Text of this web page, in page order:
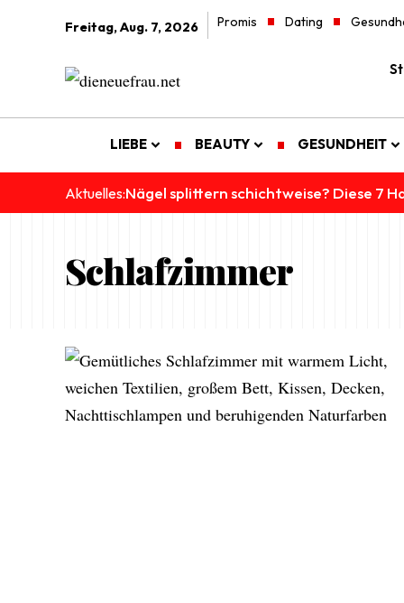
Freitag, Aug. 7, 2026 Promis Dating
LIEBE BEAUTY GESUNDHEIT
Aktuelles:Nägel splittern schichtweise? Diese 7
Schlafzimmer